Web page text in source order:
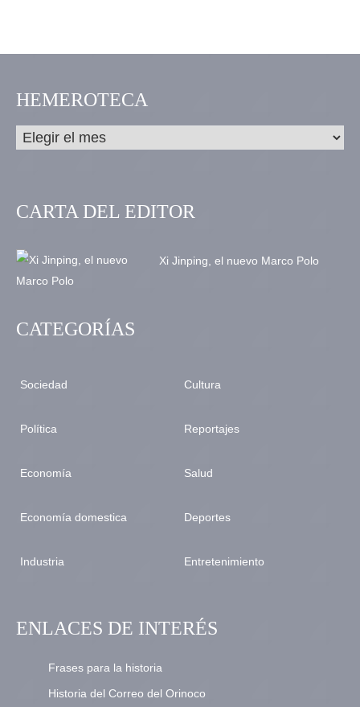
HEMEROTECA
CARTA DEL EDITOR
Xi Jinping, el nuevo Marco Polo
CATEGORÍAS
Sociedad
Política
Economía
Economía domestica
Industria
Cultura
Reportajes
Salud
Deportes
Entretenimiento
ENLACES DE INTERÉS
Frases para la historia
Historia del Correo del Orinoco